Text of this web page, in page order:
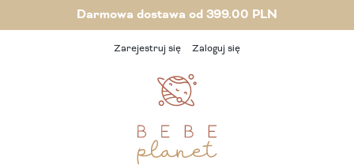
Darmowa dostawa od 399.00 PLN
Zarejestruj się Zaloguj się